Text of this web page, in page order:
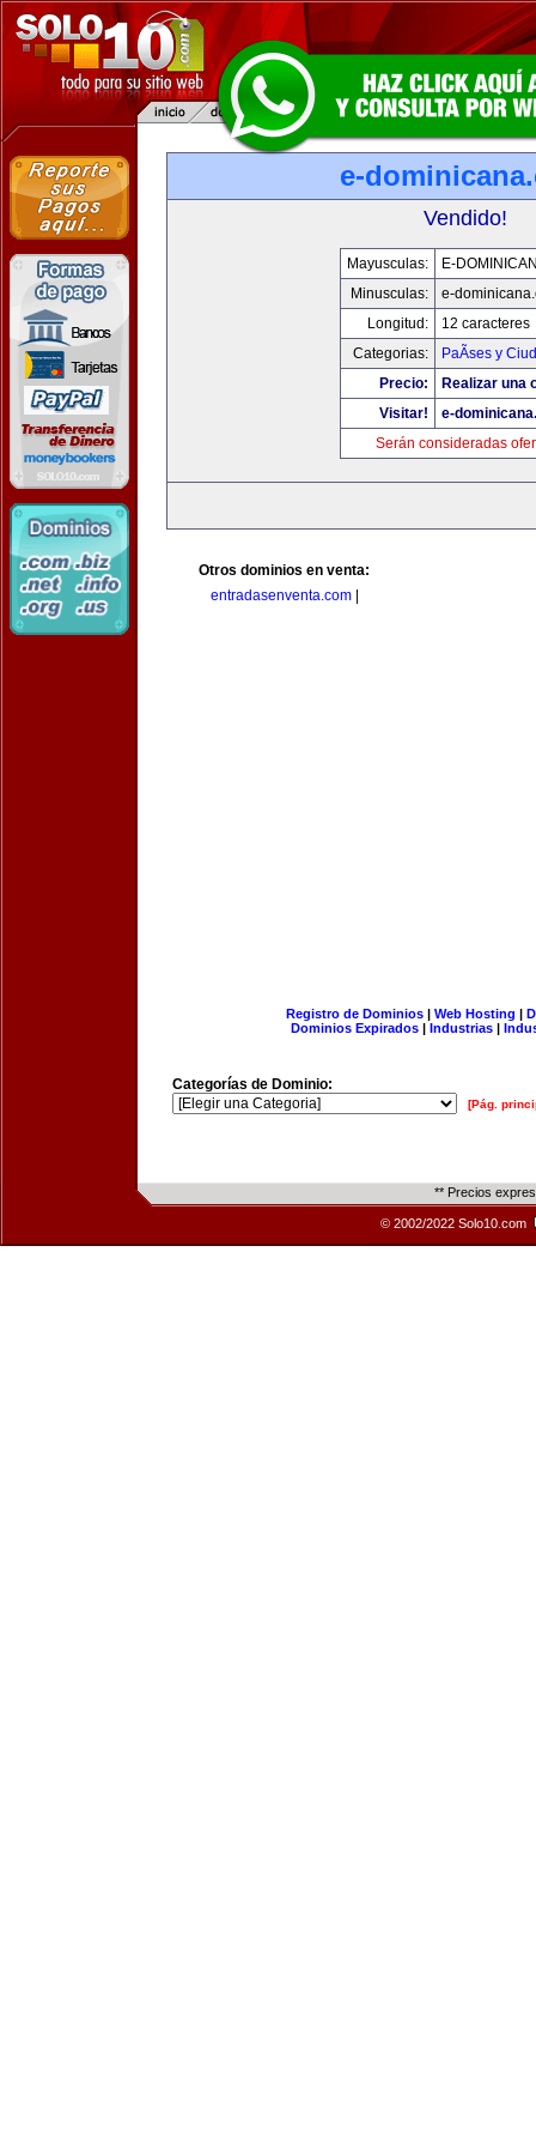
e-
Vendido!
Mayusculas:
E-
Minusculas:
e-
Longitud:
12 caracteres
Categorias:
PaÃ­ses y
Precio:
Realizar una
Visitar!
e-
Serán consideradas
Otros dominios en venta:
entradasenventa.com|
Registro de Dominios| Web Hosting |
Dominios Expirados | Industrias |
Categorías de Dominio:
[Pág.
** Precios
© 2002/2022 Solo10.com